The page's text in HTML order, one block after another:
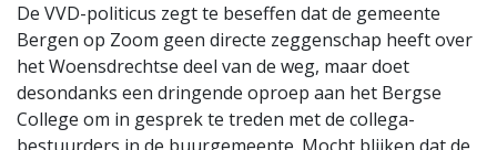
De VVD-politicus zegt te beseffen dat de gemeente
Bergen op Zoom geen directe zeggenschap heeft over
het Woensdrechtse deel van de weg, maar doet
desondanks een dringende oproep aan het Bergse
College om in gesprek te treden met de collega-